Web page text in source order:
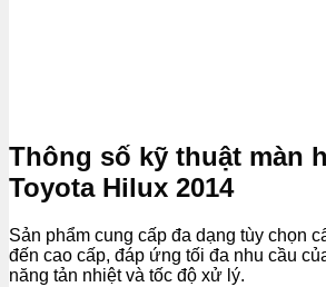
Thông số kỹ thuật màn
Toyota Hilux 2014
Sản phẩm cung cấp đa dạng tùy chọn
đến cao cấp, đáp ứng tối đa nhu cầu
năng tản nhiệt và tốc độ xử lý.